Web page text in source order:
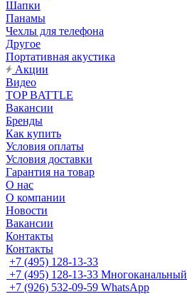
Шапки
Панамы
Чехлы для телефона
Другое
Портативная акустика
Акции
Видео
TOP BATTLE
Вакансии
Бренды
Как купить
Условия оплаты
Условия доставки
Гарантия на товар
О нас
О компании
Новости
Вакансии
Контакты
Контакты
+7 (495) 128-13-33
+7 (495) 128-13-33 Многоканальный
+7 (926) 532-09-59 WhatsApp